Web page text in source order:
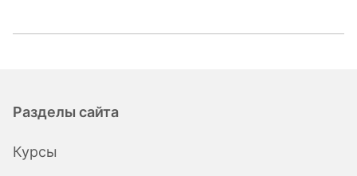
Разделы сайта
Курсы